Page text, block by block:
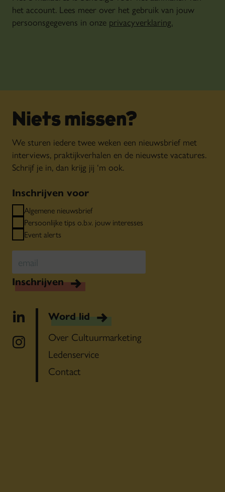
het account. Lees meer over het gebruik van jouw
persoonsgegevens in onze privacyverklaring.
Niets missen?
We sturen iedere twee weken een nieuwsbrief met
interviews, praktijkverhalen en de nieuwste vacatures.
Schrijf je in, dan krijg jij ‘m ook.
Inschrijven voor
Algemene nieuwsbrief
Persoonlijke tips o.b.v. jouw interesses
Event alerts
Inschrijven
Word lid
Over Cultuurmarketing
Ledenservice
Contact